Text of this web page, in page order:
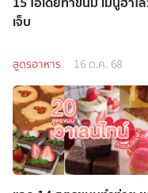
เจ็บ
สูตรอาหาร 16 ต.ค. 68